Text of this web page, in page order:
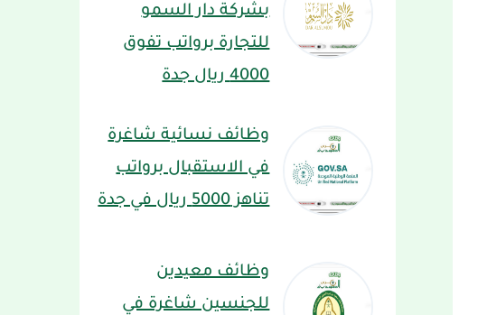
بشركة دار السمو
للتجارة برواتب تفوق
4000 ريال جدة
وظائف نسائية شاغرة
في الاستقبال برواتب
تناهز 5000 ريال في جدة
وظائف معيدين
للجنسين شاغرة في